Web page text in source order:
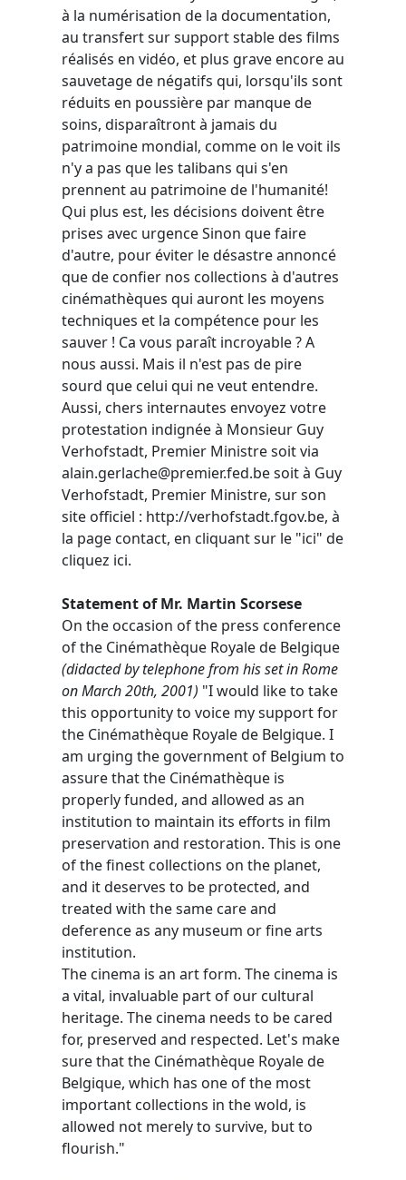
à la numérisation de la documentation,
au transfert sur support stable des films
réalisés en vidéo, et plus grave encore au
sauvetage de négatifs qui, lorsqu'ils sont
réduits en poussière par manque de
soins, disparaîtront à jamais du
patrimoine mondial, comme on le voit ils
n'y a pas que les talibans qui s'en
prennent au patrimoine de l'humanité!
Qui plus est, les décisions doivent être
prises avec urgence Sinon que faire
d'autre, pour éviter le désastre annoncé
que de confier nos collections à d'autres
cinémathèques qui auront les moyens
techniques et la compétence pour les
sauver ! Ca vous paraît incroyable ? A
nous aussi. Mais il n'est pas de pire
sourd que celui qui ne veut entendre.
Aussi, chers internautes envoyez votre
protestation indignée à Monsieur Guy
Verhofstadt, Premier Ministre soit via
alain.gerlache@premier.fed.be soit à Guy
Verhofstadt, Premier Ministre, sur son
site officiel : http://verhofstadt.fgov.be, à
la page contact, en cliquant sur le "ici" de
cliquez ici.
Statement of Mr. Martin Scorsese
On the occasion of the press conference
of the Cinémathèque Royale de Belgique
(didacted by telephone from his set in Rome
on March 20th, 2001) "I would like to take
this opportunity to voice my support for
the Cinémathèque Royale de Belgique. I
am urging the government of Belgium to
assure that the Cinémathèque is
properly funded, and allowed as an
institution to maintain its efforts in film
preservation and restoration. This is one
of the finest collections on the planet,
and it deserves to be protected, and
treated with the same care and
deference as any museum or fine arts
institution.
The cinema is an art form. The cinema is
a vital, invaluable part of our cultural
heritage. The cinema needs to be cared
for, preserved and respected. Let's make
sure that the Cinémathèque Royale de
Belgique, which has one of the most
important collections in the wold, is
allowed not merely to survive, but to
flourish."